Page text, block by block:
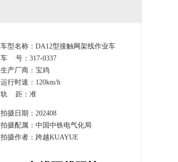
车型名称：DA12型接触网架线作业车
车 号：317-0337
生产厂商：宝鸡
运行时速：120km/h
轨 距：准
拍摄日期：202408
拍摄配属：中国中铁电气化局
拍摄作者：跨越KUAYUE